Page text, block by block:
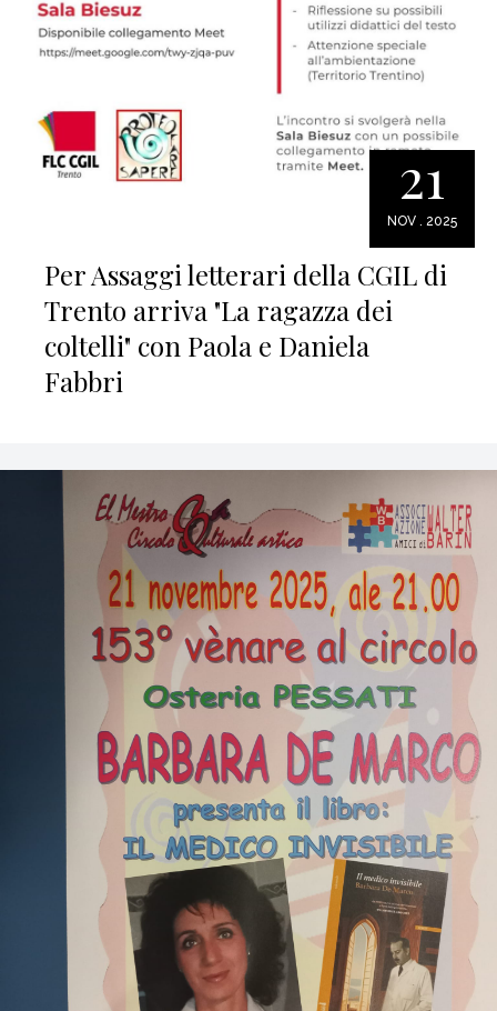
21
NOV . 2025
Per Assaggi letterari della CGIL di
Trento arriva "La ragazza dei
coltelli" con Paola e Daniela
Fabbri